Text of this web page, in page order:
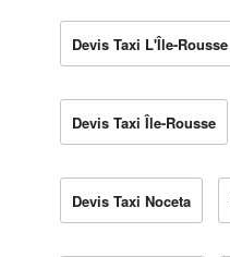
Devis Taxi L'Île-Rousse
Devis Taxi Île-Rousse
Devis Taxi Noceta